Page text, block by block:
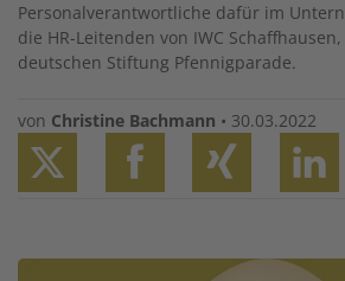
Personalverantwortliche dafür im
die HR-Leitenden von IWC
deutschen Stiftung Pfennigparade.
von Christine Bachmann • 30.03.2022